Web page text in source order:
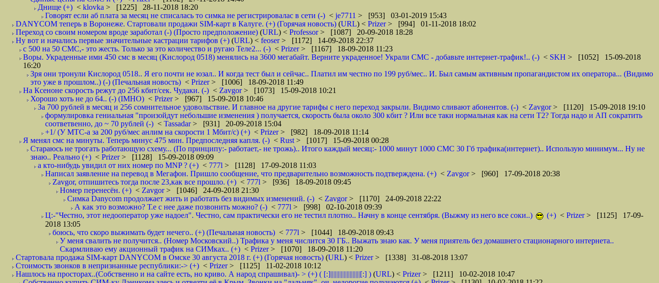
Днище (+) < klovka > [1225] 28-11-2018 18:20
Говорят если аб плата за месяц не списалась то симка не регистрировалас в сети (-) < je7711 > [953] 03-01-2019 15:43
DANYCOM теперь в Воронеже. Стартовали продажи SIM-карт в Калуге. (+) (Горячая новость) (URL) < Prizer> [994] 01-11-2018 18:02
Переход со своим номером вроде заработал (-) (Просто предположение) (URL) < Professor> [1087] 20-09-2018 18:28
Ну вот и начались первые значительные кастрации тарифов (+) (URL) < feoser> [1172] 14-09-2018 22:37
с 500 на 50 СМС,- это жесть. Только за это количество и ругаю Теле2... (-) < Prizer> [1167] 18-09-2018 11:23
Воры. Украденные ими 450 смс в месяц (Кислород 0518) менялись на 3600 мегабайт. Верните украденное! Украли СМС - добавьте интернет-трафик!.. (-) < SKH > [1052] 15-09-2018
16:20
Зря они тронули Кислород 0518.. Я его почти не юзал.. И когда тест был и сейчас.. Платил им честно по 199 руб/мес.. И. Был самым активным пропагандистом их оператора... (Видимо
это уже в прошлом..) (-) (Печальная новость) < Prizer> [1006] 18-09-2018 11:49
На Ксеноне скорость режут до 256 кбит/сек. Чудаки. (-) < Zavgor> [1073] 15-09-2018 10:21
Хорошо хоть не до 64.. (-) (IMHO) < Prizer> [967] 15-09-2018 10:46
За 700 рублей в месяц и 256 сомнительное удовольствие. И главное на другие тарифы с него переход закрыли. Видимо сливают абонентов. (-) < Zavgor> [1120] 15-09-2018 19:10
формулировка гениальная "произойдут небольшие изменения ) получается, скорость была около 300 кбит ? Или все таки нормальная как на сети Т2? Тогда надо и АП сократить
соответвенно, до ~ 70 рублей (-) < Tassadar> [931] 20-09-2018 15:04
+1/ (У МТС-а за 200 руб/мес анлим на скорости 1 Мбит/с) (+) < Prizer> [982] 18-09-2018 11:14
Я менял смс на минуты. Теперь минус 475 мин. Предпоследняя капля. (-) < Rust > [1017] 15-09-2018 00:28
Стараюсь не трогать работающую схему... (По принципу:- работает,- не трожь).. Итого каждый месяц:- 1000 минут 1000 СМС 30 Гб трафика(интернет).. Использую минимум... Ну не
знаю.. Реально (+) < Prizer> [1128] 15-09-2018 09:09
а кто-нибудь увидил от них номер по MNP ? (+) < 777l > [1128] 17-09-2018 11:03
Написал заявление на перевод в Мегафон. Пришло сообщение, что предварительно возможность подтверждена. (+) < Zavgor> [960] 17-09-2018 20:38
Zavgor, отпишитесь тогда после 23,как все прошло. (+) < 777l > [936] 18-09-2018 09:45
Номер перенесён. (+) < Zavgor> [1046] 24-09-2018 21:30
Симка Danycom продолжает жить и работать без видимых изменений. (-) < Zavgor> [1170] 24-09-2018 22:22
А как это возможно? Т.е с нее даже позвонить можно? (-) < 777l > [998] 02-10-2018 09:39
Ц:-"Честно, этот недооператор уже надоел". Честно, сам практически его не тестил плотно.. Начну в конце сентября. (Выжму из него все соки..)
(+) < Prizer> [1125] 17-09-
2018 13:05
боюсь, что скоро выжимать будет нечего.. (+) (Печальная новость) < 777l > [1044] 18-09-2018 09:43
У меня свалить не получится.. (Номер Московский..) Трафика у меня числится 30 ГБ.. Выжать знаю как. У меня приятель без домашнего стационарного интернета..
Скармливаю ему акционный трафик на СИМках.. (+) < Prizer> [1070] 18-09-2018 11:20
Стартовала продажа SIM-карт DANYCOM в Омске 30 августа 2018 г. (+) (Горячая новость) (URL) < Prizer> [1338] 31-08-2018 13:07
Стоимость звонков в непризнанные республики:-> (+) < Prizer> [1125] 11-02-2018 10:12
Нашлось на просторах..(Собственно и на сайте есть, но криво. А народ спрашивал)- > (+) ( [:]||||||||||||||||||||[:] ) (URL) < Prizer> [1211] 10-02-2018 10:47